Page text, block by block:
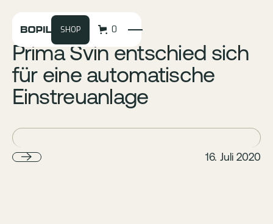
SHOP 0
Prima Svin entschied sich
für eine automatische
Einstreuanlage
16. Juli 2020